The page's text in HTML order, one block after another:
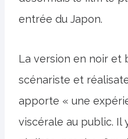
entrée du Japon.
La version en noir et
scénariste et
apporte « une
viscérale au public. Il